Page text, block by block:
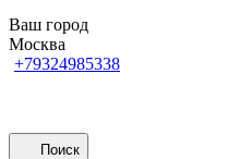
Ваш город
Москва
+79324985338
Поиск